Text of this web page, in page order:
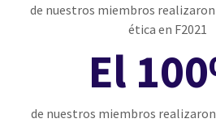
de nuestros miembros
ética en F2021
El
de nuestros miembros